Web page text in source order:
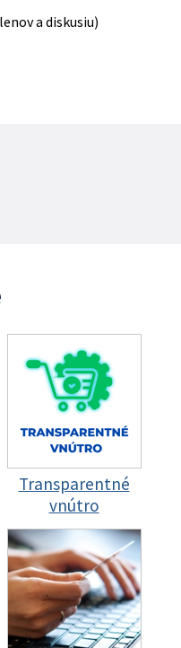
a diskusiu)
Transparentné
vnútro